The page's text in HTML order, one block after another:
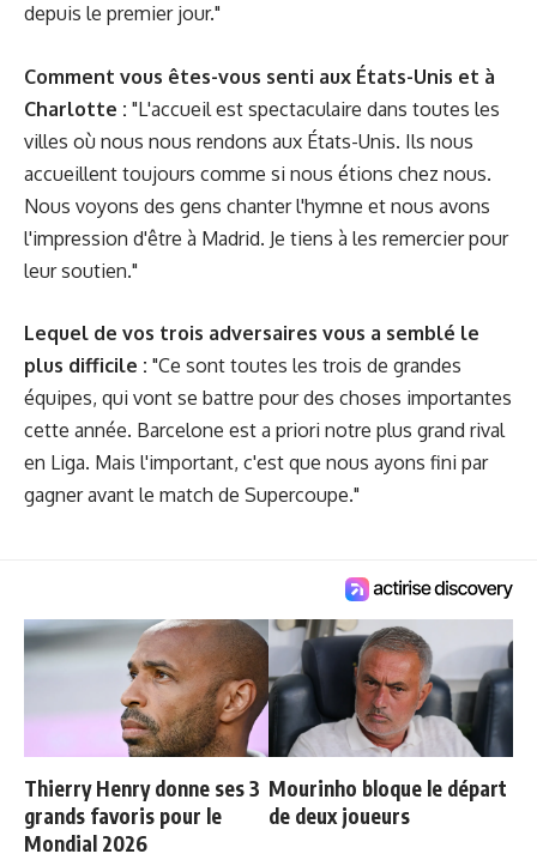
depuis le premier jour."
Comment vous êtes-vous senti aux États-Unis et à
Charlotte : "L'accueil est spectaculaire dans toutes les
villes où nous nous rendons aux États-Unis. Ils nous
accueillent toujours comme si nous étions chez nous.
Nous voyons des gens chanter l'hymne et nous avons
l'impression d'être à Madrid. Je tiens à les remercier pour
leur soutien."
Lequel de vos trois adversaires vous a semblé le
plus difficile : "Ce sont toutes les trois de grandes
équipes, qui vont se battre pour des choses importantes
cette année. Barcelone est a priori notre plus grand rival
en Liga. Mais l'important, c'est que nous ayons fini par
gagner avant le match de Supercoupe."
Thierry Henry donne ses 3
grands favoris pour le
Mondial 2026
Mourinho bloque le départ
de deux joueurs